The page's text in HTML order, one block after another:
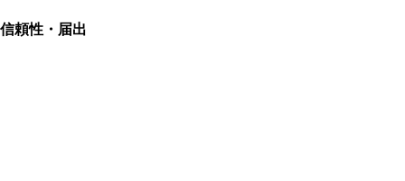
信頼性・届出